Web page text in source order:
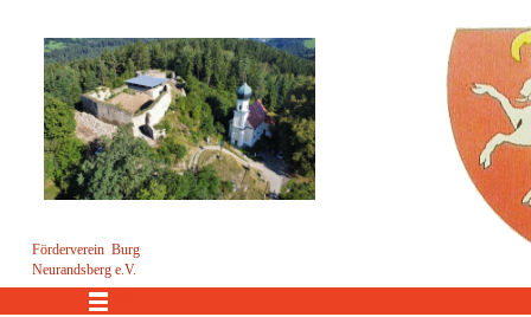
Förderverein Burg
Neurandsberg e.V.